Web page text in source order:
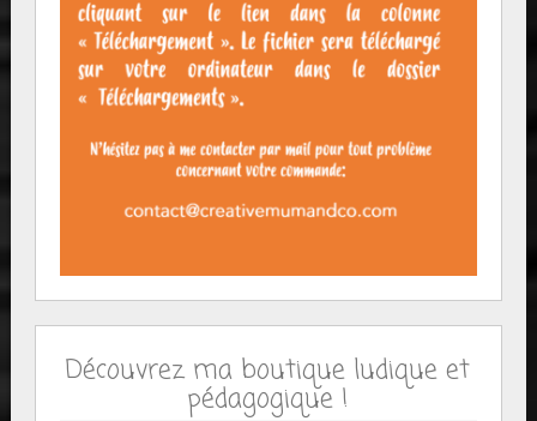
Découvrez ma boutique ludique et
pédagogique !